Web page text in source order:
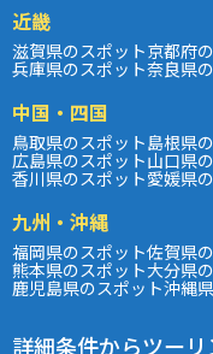
近畿
滋賀県のスポット京都府
兵庫県のスポット奈良県
中国・四国
鳥取県のスポット島根県
広島県のスポット山口県
香川県のスポット愛媛県
九州・沖縄
福岡県のスポット佐賀県
熊本県のスポット大分県
鹿児島県のスポット沖縄
詳細条件からツー